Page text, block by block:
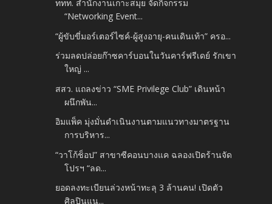
ททท. สำนักงานเกาะสมุย จัดกิจกรรม
“Networking Event...
“ผู้ขับขี่มอร์เตอร์ไซค์-ผู้สูงอายุ-คนเดินเท้า” ครอ...
ร่วมลดปล่อยก๊าซคาร์บอนในวันคาร์ฟรีเดย์ รักเขา
ใหญ่ ...
สสว. แถลงข่าว “SME Privilege Club” เดินหน้า
ผนึกพัน...
อิมแพ็ค มุ่งมั่นดำเนินงานตามแนวทางมาตรฐาน
การบริหาร...
“วาโก้ช็อป” สาขาซีคอนบางแค ฉลองเปิดร้านจัด
โปรฯ “ลด...
ยอดลงทะเบียนล่วงหน้าทะลุ 3 ล้านคน! เปิดตัว
ศิลปินแน...